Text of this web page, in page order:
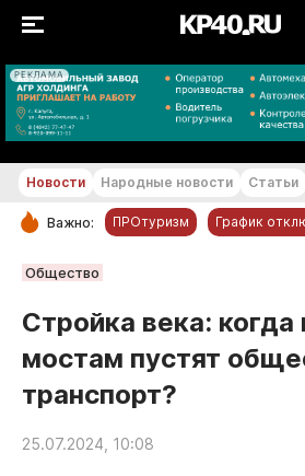
РЕКЛАМА
РУБРИКИ
Обнинск
Статьи
Народные новости
Авто и транспорт
Новости Народные новости Статьи
Важно: ПРОтуризм График
Общество
Стройка века:
мостам пустят
транспорт?
25.07.2024, 10:08